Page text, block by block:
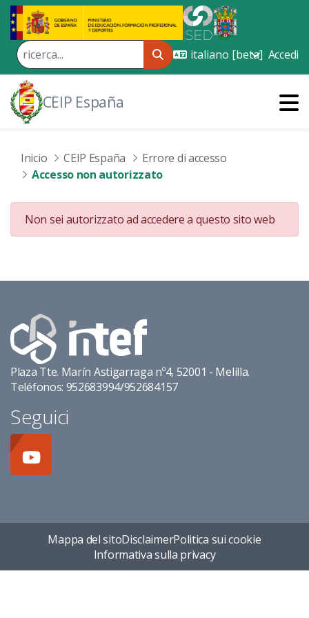
Skip to Main Content
Accedi
CEIP España
Inicio CEIP España
Errore di accesso
Accesso non autorizzato
Non sei autorizzato ad accedere a questo sito web
Plaza Tte. Marín Astigarraga nº4, 52001 - Melilla.
Teléfonos: 952683994/952684157
Seguici
Mappa del sitoDisclaimerPolitica sui cookie
Informativa sulla privacy